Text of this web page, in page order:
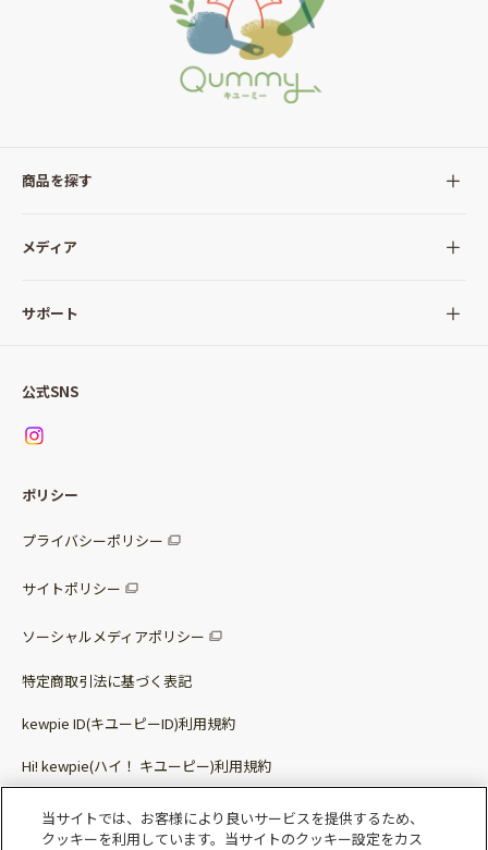
商品を探す
全ての商品
サラダ
パッケージサラダ
惣菜サラダ
調味料
ベビー・幼児食
その他（カレーなど）
メディア
Qummy(キユーミー)について
サポート
お問い合わせ
公式SNS
ポリシー
プライバシーポリシー
サイトポリシー
ソーシャルメディアポリシー
特定商取引法に基づく表記
kewpie ID(キユーピーID)利用規約
Hi! kewpie(ハイ！ キユーピー)利用規約
Qummy(キユーミー)利用規約​
当サイトでは、お客様により良いサービスを提供するため、
クッキーを利用しています。当サイトのクッキー設定をカス